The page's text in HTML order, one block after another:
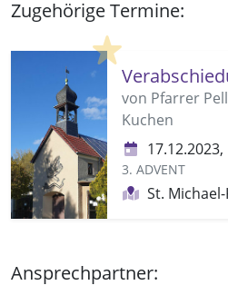
Zugehörige Termine:
Highlight
von Pfarrer
Kuchen
3. ADVENT
St.
Ansprechpartner: